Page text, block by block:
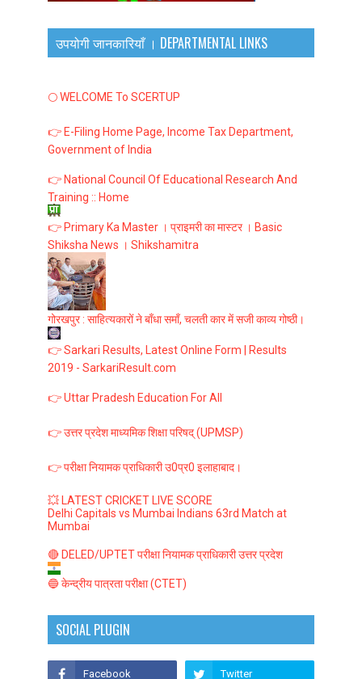
उपयोगी जानकारियाँ । DEPARTMENTAL LINKS
🌕 WELCOME To SCERTUP
👉 E-Filing Home Page, Income Tax Department,
Government of India
👉 National Council Of Educational Research And
Training :: Home
👉 Primary Ka Master । प्राइमरी का मास्टर । Basic
Shiksha News । Shikshamitra
गोरखपुर : साहित्यकारों ने बाँधा समाँ, चलती कार में सजी काव्य गोष्ठी।
👉 Sarkari Results, Latest Online Form | Results
2019 - SarkariResult.com
👉 Uttar Pradesh Education For All
👉 उत्तर प्रदेश माध्यमिक शिक्षा परिषद् (UPMSP)
👉 परीक्षा नियामक प्राधिकारी उ0प्र0 इलाहाबाद।
💥 LATEST CRICKET LIVE SCORE
Delhi Capitals vs Mumbai Indians 63rd Match at
Mumbai
🔴 DELED/UPTET परीक्षा नियामक प्राधिकारी उत्तर प्रदेश
🔵 केन्द्रीय पात्रता परीक्षा (CTET)
SOCIAL PLUGIN